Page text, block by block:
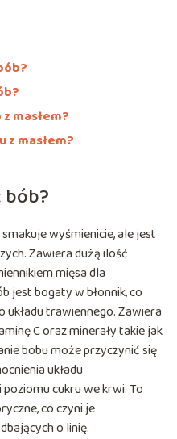
masłem?
z masłem?
wyśmienicie, ale jest
Zawiera dużą ilość
mięsa dla
jest bogaty w błonnik, co
trawiennego. Zawiera
C oraz minerały takie jak
bobu może przyczynić się
układu
cukru we krwi. To
co czyni je
o linię.